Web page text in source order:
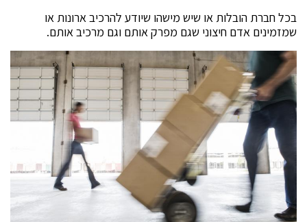
בכל חברת הובלות או שיש מישהו שיודע להרכיב ארונות או
שמזמינים אדם חיצוני שגם מפרק אותם וגם מרכיב אותם.